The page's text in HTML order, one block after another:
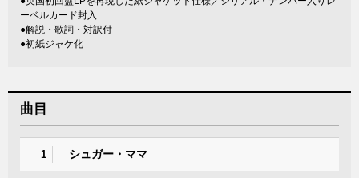
ーベルカード封入
●解説・歌詞・対訳付
●初紙ジャケ化
曲目
1 シュガー・ママ